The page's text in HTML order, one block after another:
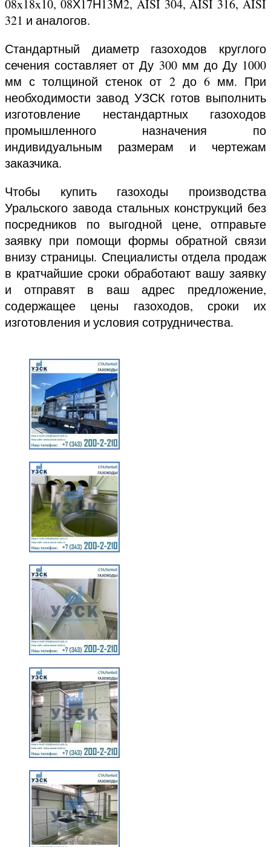
08x18x10, 08Х17Н13М2, AISI 304, AISI 316, AISI
321 и аналогов.
Стандартный диаметр газоходов круглого
сечения составляет от Ду 300 мм до Ду 1000
мм с толщиной стенок от 2 до 6 мм. При
необходимости завод УЗСК готов выполнить
изготовление нестандартных газоходов
промышленного назначения по
индивидуальным размерам и чертежам
заказчика.
Чтобы купить газоходы производства
Уральского завода стальных конструкций без
посредников по выгодной цене, отправьте
заявку при помощи формы обратной связи
внизу страницы. Специалисты отдела продаж
в кратчайшие сроки обработают вашу заявку
и отправят в ваш адрес предложение,
содержащее цены газоходов, сроки их
изготовления и условия сотрудничества.